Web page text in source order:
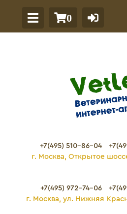
0
+7(495) 510-86-04
г. Москва, Открытое
+7(495) 972-74-06
г. Москва, ул. Нижняя